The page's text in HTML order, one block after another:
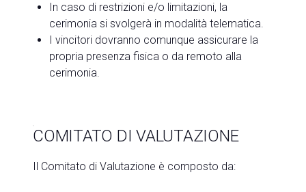
In caso di restrizioni e/o limitazioni, la
cerimonia si svolgerà in modalità telematica.
I vincitori dovranno comunque assicurare la
propria presenza fisica o da remoto alla
cerimonia.
COMITATO DI VALUTAZIONE
Il Comitato di Valutazione è composto da: